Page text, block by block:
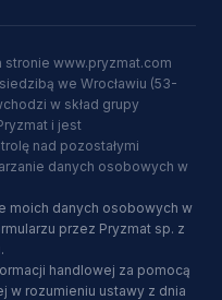
www.pryzmat.com
we Wrocławiu (53-
w skład grupy
i jest
nad pozostałymi
danych osobowych w
moich danych osobowych w
przez Pryzmat sp. z
handlowej za pomocą
w rozumieniu ustawy z dnia